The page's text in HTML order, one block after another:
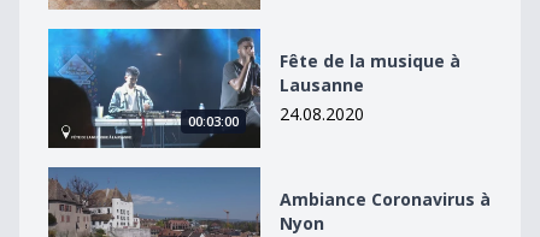
Fête de la musique à Lausanne
00:03:00
Fête de la musique à
Lausanne
24.08.2020
Ambiance Coronavirus à Nyon
Ambiance Coronavirus à
Nyon